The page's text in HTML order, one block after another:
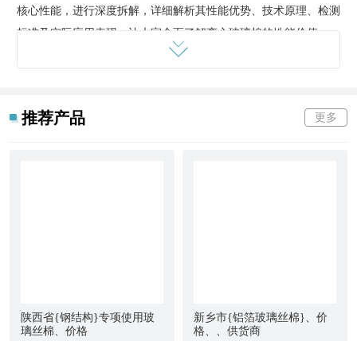
核心性能，进行深度拆解，详细解析其性能优势、技术原理、检测
标准及实际应用表现，让大家全面了解离心玻璃棉的性能价值。
能方面，离心玻璃棉是目前保温材料中防火等级品
砂、纯碱等无机矿物为原料，这些原料本身不燃、无烟、无毒，熔
是“微孔锁热”。离心玻璃棉内部的超细纤维直径仅为5-8μm，相互
推荐产品 更多
陕西省{钢结构}专项使用玻
璃丝棉、价格
新乡市{铝箔玻璃丝棉}、价
格、、供货商